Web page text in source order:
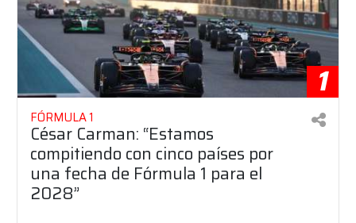
1
FÓRMULA 1
César Carman: “Estamos
compitiendo con cinco países por
una fecha de Fórmula 1 para el
2028”